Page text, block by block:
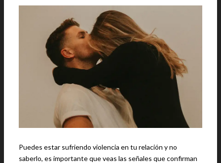
Puedes estar sufriendo violencia en tu relación y no
saberlo, es importante que veas las señales que confirman